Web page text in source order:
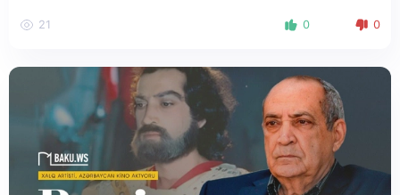
21 0 0